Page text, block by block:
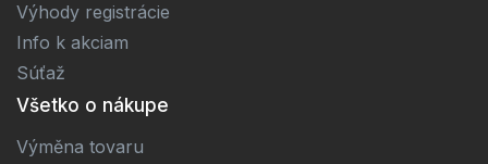
Výhody registrácie
Info k akciam
Súťaž
Všetko o nákupe
Výměna tovaru